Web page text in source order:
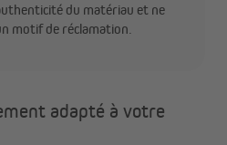
du matériau et ne
motif de réclamation.
adapté à votre